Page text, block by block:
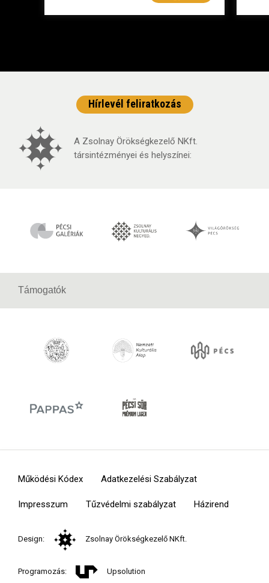
Hírlevél feliratkozás
A Zsolnay Örökségkezelő NKft.
társintézményei és helyszínei:
Támogatók
Működési Kódex Adatkezelési Szabályzat
Impresszum Tűzvédelmi szabályzat Házirend
Design: Zsolnay Örökségkezelő NKft.
Programozás: Upsolution